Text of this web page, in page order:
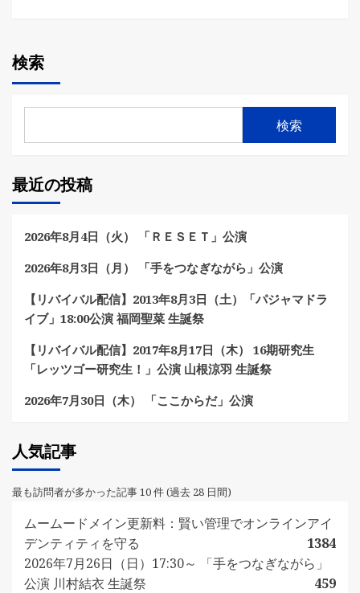
検索
検索
最近の投稿
2026年8月4日（火） 「ＲＥＳＥＴ」公演
2026年8月3日（月） 「手をつなぎながら」公演
【リバイバル配信】2013年8月3日（土）「パジャマドラ
イブ」18:00公演 福岡聖菜 生誕祭
【リバイバル配信】2017年8月17日（木） 16期研究生
「レッツゴー研究生！」公演 山根涼羽 生誕祭
2026年7月30日（木） 「ここからだ」公演
人気記事
最も訪問者が多かった記事 10 件 (過去 28 日間)
ムームードメイン更新料：賢い管理でオンラインアイ
デンティティを守る
1384
2026年7月26日（日）17:30～ 「手をつなぎながら」
公演 川村結衣 生誕祭
459